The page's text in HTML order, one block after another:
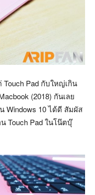
Pad กับใหญ่เกิน
(2018) กันเลย
Windows 10 ได้ดี สัมผัส
Touch Pad ในโน๊ตบุ๊